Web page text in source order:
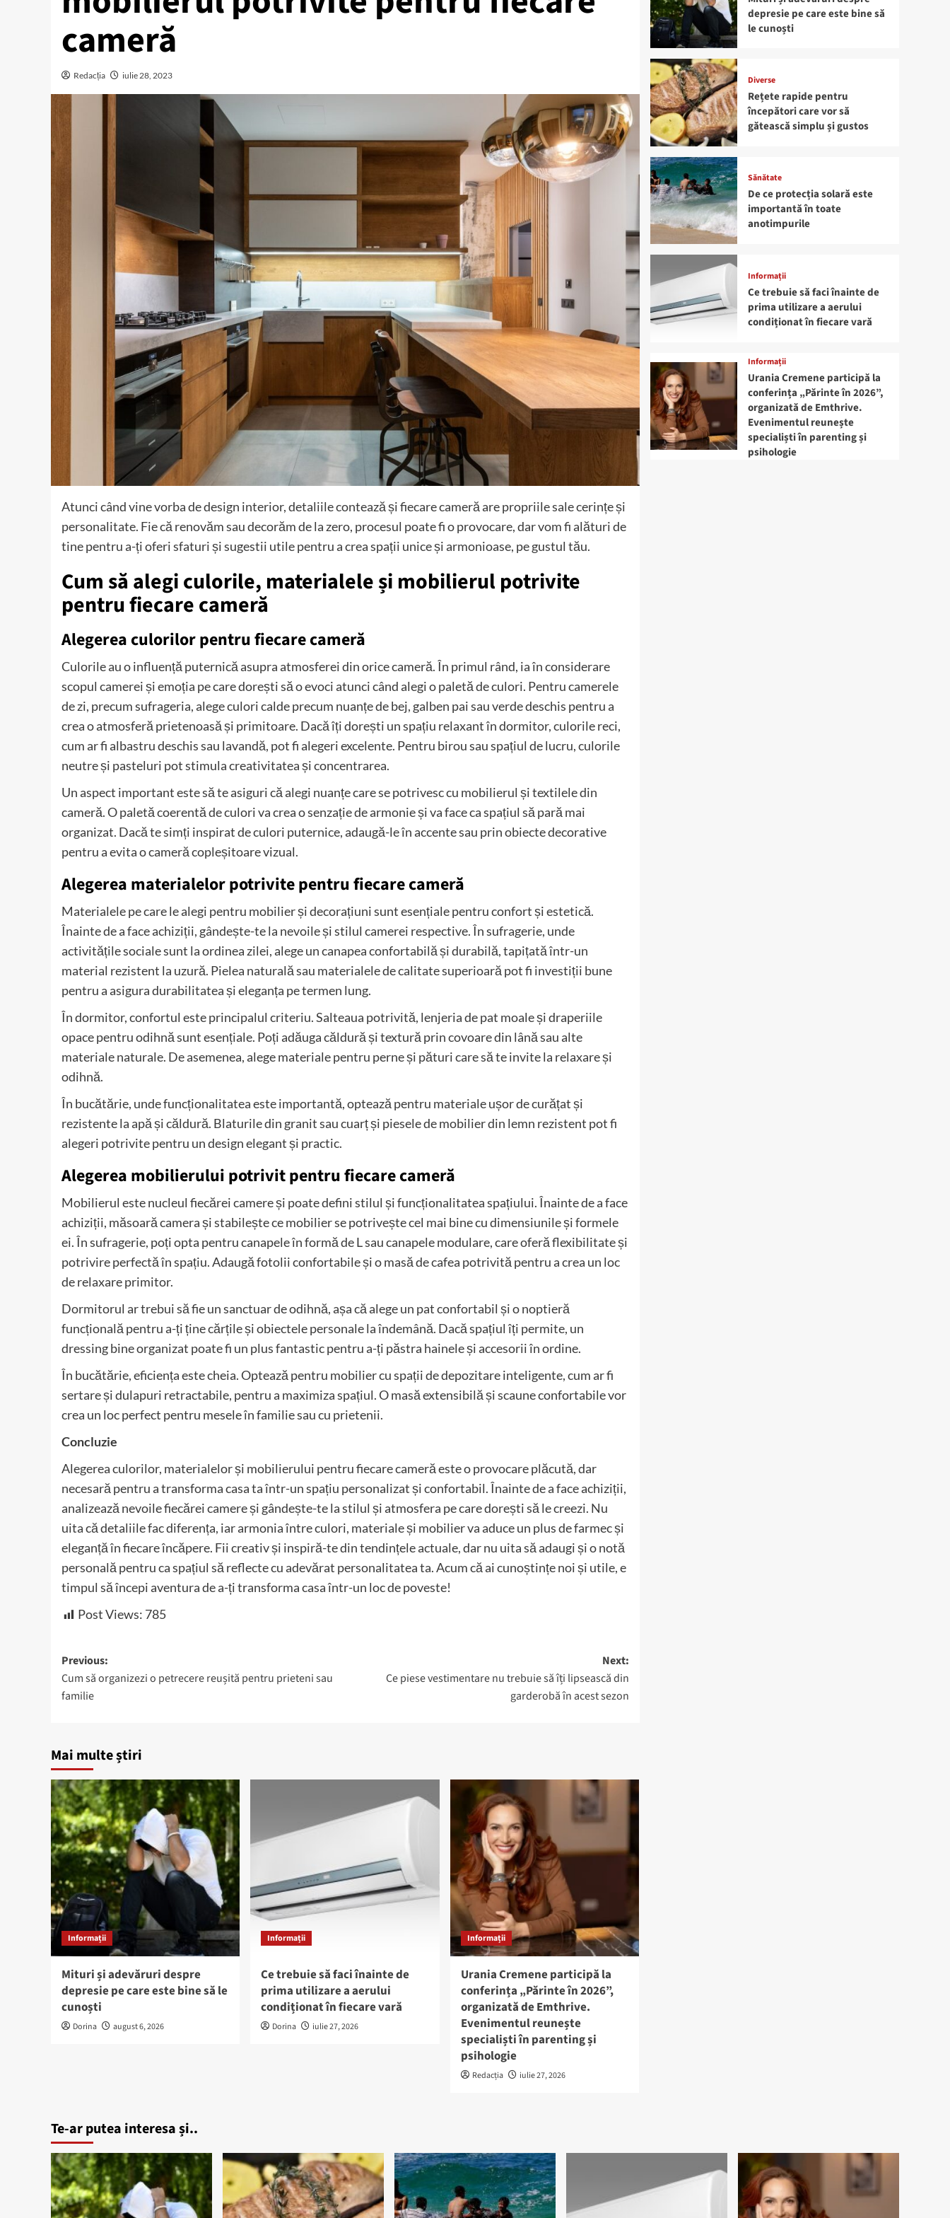
cameră
Redacția iulie 28, 2023
Atunci când vine vorba de design interior, detaliile contează și fiecare cameră are propriile sale cerințe și
personalitate. Fie că renovăm sau decorăm de la zero, procesul poate fi o provocare, dar vom fi alături de
tine pentru a-ți oferi sfaturi și sugestii utile pentru a crea spații unice și armonioase, pe gustul tău.
Cum să alegi culorile, materialele și mobilierul potrivite
pentru fiecare cameră
Alegerea culorilor pentru fiecare cameră
Culorile au o influență puternică asupra atmosferei din orice cameră. În primul rând, ia în considerare
scopul camerei și emoția pe care dorești să o evoci atunci când alegi o paletă de culori. Pentru camerele
de zi, precum sufrageria, alege culori calde precum nuanțe de bej, galben pai sau verde deschis pentru a
crea o atmosferă prietenoasă și primitoare. Dacă îți dorești un spațiu relaxant în dormitor, culorile reci,
cum ar fi albastru deschis sau lavandă, pot fi alegeri excelente. Pentru birou sau spațiul de lucru, culorile
neutre și pasteluri pot stimula creativitatea și concentrarea.
Un aspect important este să te asiguri că alegi nuanțe care se potrivesc cu mobilierul și textilele din
cameră. O paletă coerentă de culori va crea o senzație de armonie și va face ca spațiul să pară mai
organizat. Dacă te simți inspirat de culori puternice, adaugă-le în accente sau prin obiecte decorative
pentru a evita o cameră copleșitoare vizual.
Alegerea materialelor potrivite pentru fiecare cameră
Materialele pe care le alegi pentru mobilier și decorațiuni sunt esențiale pentru confort și estetică.
Înainte de a face achiziții, gândește-te la nevoile și stilul camerei respective. În sufragerie, unde
activitățile sociale sunt la ordinea zilei, alege un canapea confortabilă și durabilă, tapițată într-un
material rezistent la uzură. Pielea naturală sau materialele de calitate superioară pot fi investiții bune
pentru a asigura durabilitatea și eleganța pe termen lung.
În dormitor, confortul este principalul criteriu. Salteaua potrivită, lenjeria de pat moale și draperiile
opace pentru odihnă sunt esențiale. Poți adăuga căldură și textură prin covoare din lână sau alte
materiale naturale. De asemenea, alege materiale pentru perne și pături care să te invite la relaxare și
odihnă.
În bucătărie, unde funcționalitatea este importantă, optează pentru materiale ușor de curățat și
rezistente la apă și căldură. Blaturile din granit sau cuarț și piesele de mobilier din lemn rezistent pot fi
alegeri potrivite pentru un design elegant și practic.
Alegerea mobilierului potrivit pentru fiecare cameră
Mobilierul este nucleul fiecărei camere și poate defini stilul și funcționalitatea spațiului. Înainte de a face
achiziții, măsoară camera și stabilește ce mobilier se potrivește cel mai bine cu dimensiunile și formele
ei. În sufragerie, poți opta pentru canapele în formă de L sau canapele modulare, care oferă flexibilitate și
potrivire perfectă în spațiu. Adaugă fotolii confortabile și o masă de cafea potrivită pentru a crea un loc
de relaxare primitor.
Dormitorul ar trebui să fie un sanctuar de odihnă, așa că alege un pat confortabil și o noptieră
funcțională pentru a-ți ține cărțile și obiectele personale la îndemână. Dacă spațiul îți permite, un
dressing bine organizat poate fi un plus fantastic pentru a-ți păstra hainele și accesorii în ordine.
În bucătărie, eficiența este cheia. Optează pentru mobilier cu spații de depozitare inteligente, cum ar fi
sertare și dulapuri retractabile, pentru a maximiza spațiul. O masă extensibilă și scaune confortabile vor
crea un loc perfect pentru mesele în familie sau cu prietenii.
Concluzie
Alegerea culorilor, materialelor și mobilierului pentru fiecare cameră este o provocare plăcută, dar
necesară pentru a transforma casa ta într-un spațiu personalizat și confortabil. Înainte de a face achiziții,
analizează nevoile fiecărei camere și gândește-te la stilul și atmosfera pe care dorești să le creezi. Nu
uita că detaliile fac diferența, iar armonia între culori, materiale și mobilier va aduce un plus de farmec și
eleganță în fiecare încăpere. Fii creativ și inspiră-te din tendințele actuale, dar nu uita să adaugi și o notă
personală pentru ca spațiul să reflecte cu adevărat personalitatea ta. Acum că ai cunoștințe noi și utile, e
timpul să începi aventura de a-ți transforma casa într-un loc de poveste!
Post Views: 785
Post
navigation
Previous:
Cum să organizezi o petrecere reușită pentru prieteni sau
familie
Next:
Ce piese vestimentare nu trebuie să îți lipsească din
garderobă în acest sezon
Mai multe știri
Informații
Mituri și adevăruri despre
depresie pe care este bine să le
cunoști
Dorina august 6, 2026
Informații
Ce trebuie să faci înainte de
prima utilizare a aerului
condiționat în fiecare vară
Dorina iulie 27, 2026
Informații
Urania Cremene participă la
conferința „Părinte în 2026”,
organizată de Emthrive.
Evenimentul reunește
specialiști în parenting și
psihologie
Redacția iulie 27, 2026
depresie pe care este bine să
le cunoști
Diverse
Rețete rapide pentru
începători care vor să
gătească simplu și gustos
Sănătate
De ce protecția solară este
importantă în toate
anotimpurile
Informații
Ce trebuie să faci înainte de
prima utilizare a aerului
condiționat în fiecare vară
Informații
Urania Cremene participă la
conferința „Părinte în 2026”,
organizată de Emthrive.
Evenimentul reunește
specialiști în parenting și
psihologie
Te-ar putea interesa și..